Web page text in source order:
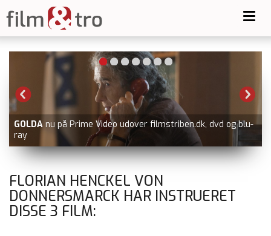
GOLDA nu på Prime Video udover filmstriben.dk, dvd og blu-
ray
FLORIAN HENCKEL VON
DONNERSMARCK HAR INSTRUERET
DISSE 3 FILM: